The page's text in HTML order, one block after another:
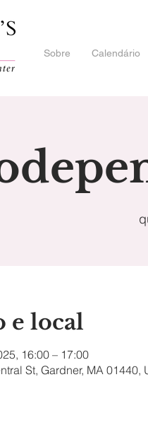
Sobre Calendário
e local
16:00 – 17:00
St, Gardner, MA 01440,